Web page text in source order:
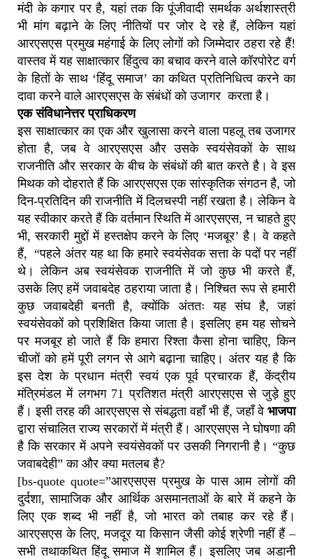
मंदी के कगार पर है, यहां तक कि पूंजीवादी समर्थक अर्थशास्त्री
भी मांग बढ़ाने के लिए नीतियों पर जोर दे रहे हैं, लेकिन यहां
आरएसएस प्रमुख महंगाई के लिए लोगों को जिम्मेदार ठहरा रहे हैं!
वास्तव में यह साक्षात्कार हिंदुत्व का बचाव करने वाले कॉरपोरेट वर्ग
के हितों के साथ ‘हिंदू समाज’ का कथित प्रतिनिधित्व करने का
दावा करने वाले आरएसएस के संबंधों को उजागर करता है।
एक संविधानेत्तर प्राधिकरण
इस साक्षात्कार का एक और खुलासा करने वाला पहलू तब उजागर
होता है, जब वे आरएसएस और उसके स्वयंसेवकों के साथ
राजनीति और सरकार के बीच के संबंधों की बात करते है। वे इस
मिथक को दोहराते हैं कि आरएसएस एक सांस्कृतिक संगठन है, जो
दिन-प्रतिदिन की राजनीति में दिलचस्पी नहीं रखता है। लेकिन वे
यह स्वीकार करते हैं कि वर्तमान स्थिति में आरएसएस, न चाहते हुए
भी, सरकारी मुद्दों में हस्तक्षेप करने के लिए ‘मजबूर’ है। वे कहते
हैं, “पहले अंतर यह था कि हमारे स्वयंसेवक सत्ता के पदों पर नहीं
थे। लेकिन अब स्वयंसेवक राजनीति में जो कुछ भी करते हैं,
उसके लिए हमें जवाबदेह ठहराया जाता है। निश्चित रूप से हमारी
कुछ जवाबदेही बनती है, क्योंकि अंततः यह संघ है, जहां
स्वयंसेवकों को प्रशिक्षित किया जाता है। इसलिए हम यह सोचने
पर मजबूर हो जाते हैं कि हमारा रिश्ता कैसा होना चाहिए, किन
चीजों को हमें पूरी लगन से आगे बढ़ाना चाहिए। अंतर यह है कि
इस देश के प्रधान मंत्री स्वयं एक पूर्व प्रचारक हैं, केंद्रीय
मंत्रिमंडल में लगभग 71 प्रतिशत मंत्री आरएसएस से जुड़े हुए
हैं। इसी तरह की आरएसएस से संबद्धता वहाँ भी हैं, जहाँ वे भाजपा
द्वारा संचालित राज्य सरकारों में मंत्री हैं। आरएसएस ने घोषणा की
है कि सरकार में अपने स्वयंसेवकों पर उसकी निगरानी है। “कुछ
जवाबदेही” का और क्या मतलब है?
[bs-quote quote=”आरएसएस प्रमुख के पास आम लोगों की
दुर्दशा, सामाजिक और आर्थिक असमानताओं के बारे में कहने के
लिए एक शब्द भी नहीं है, जो भारत को तबाह कर रहे हैं।
आरएसएस के लिए, मजदूर या किसान जैसी कोई श्रेणी नहीं हैं –
सभी तथाकथित हिंदू समाज में शामिल हैं। इसलिए जब अडानी